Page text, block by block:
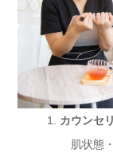
カウンセ
肌状態